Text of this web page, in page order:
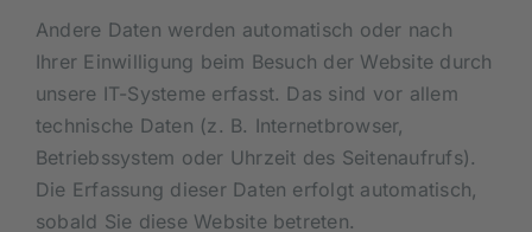
Andere Daten werden automatisch oder nach
Ihrer Einwilligung beim Besuch der Website durch
unsere IT-Systeme erfasst. Das sind vor allem
technische Daten (z. B. Internetbrowser,
Betriebssystem oder Uhrzeit des Seitenaufrufs).
Die Erfassung dieser Daten erfolgt automatisch,
sobald Sie diese Website betreten.